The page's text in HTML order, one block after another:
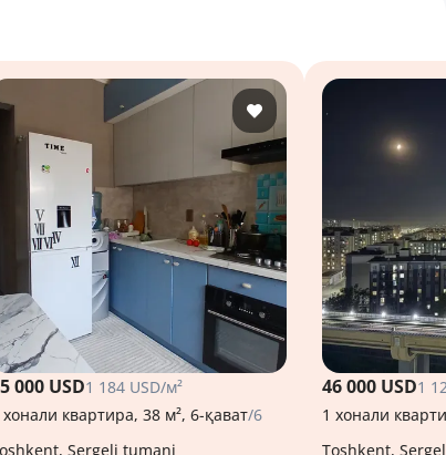
000 USD1 184 USD/м²
хонали квартира, 38 м², 6-қават/6
Toshkent, Sergeli tumani
46 000 USD1
1 хонали
Toshkent,